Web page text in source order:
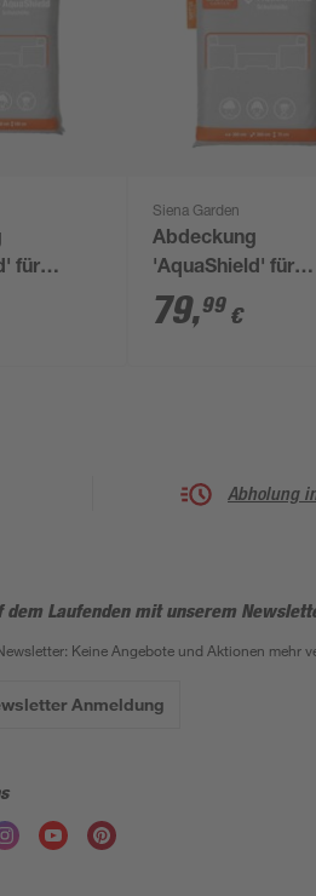
für
x 100
Siena Garden
Abdeckung
'AquaShield' für
Loungemöbelset
x 70 x 300 cm
79,99 €
Abholung
dem Laufenden mit unserem
Keine Angebote und Aktionen mehr
Anmeldung